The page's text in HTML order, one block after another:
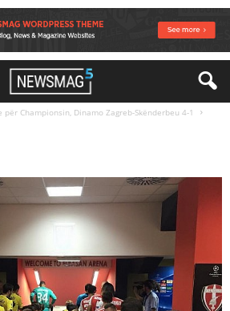
Championsin, Dinamo Zagreb-Skënderbeu 4-1